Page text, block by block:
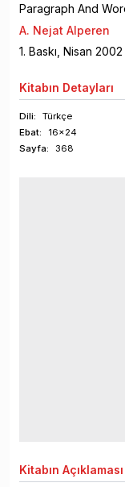
Paragraph And
A. Nejat Alperen
1. Baskı, Nisan 2002
Kitabın Detayları
Dili:
Türkçe
Ebat:
16x24
Sayfa: 368
Kitabın Açıklaması